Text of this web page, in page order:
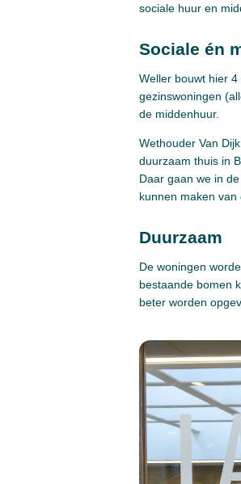
sociale huur en
Sociale én
Weller bouwt hier
gezinswoningen
de middenhuur.
Wethouder Van
duurzaam thuis in
Daar gaan we in
kunnen maken
Duurzaam
De woningen
bestaande bomen
beter worden